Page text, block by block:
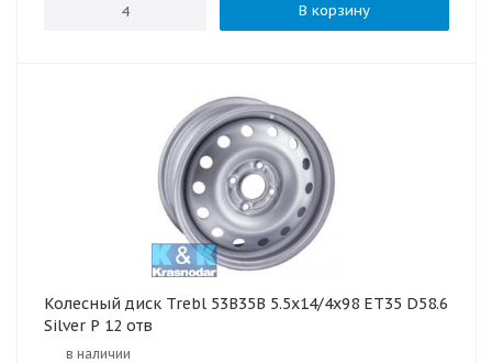
В корзину
Колесный диск Trebl 53B35B 5.5x14/4x98 ET35 D58.6
Silver P 12 отв
в наличии